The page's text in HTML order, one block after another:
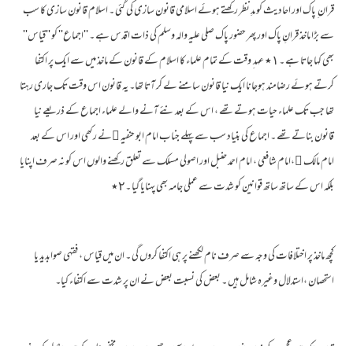
قران ِ پاک اور احادیث کو مدِ نظر رکھتے ہوئے اسلامی قانون سازی کی گئی ۔ اسلام قانون سازی کا سب
سے بڑا ماخذ قرانِ پاک اور پھر حضور پاک صلی علیہ والہ وسلم کی ذات اقدس ہے ۔ ''اجماع'' کو ''قیاس''
بھی کہا جاتا ہے ۔١٭ عہد ِ وقت کے تمام علماء کا اسلام کے قانون کے ماخذ میں سے ایک پر اکتفا
کرتے ہوئے رضامند ہوجانا ایک نیا قانون سامنے لے کر آتا تھا۔ یہ قانون اس وقت تک جاری رہتا
تھا جب تک علماء حیات ہوتے تھے ، اس کے بعد نئے آنے والے علماء اجماع کے ذریعے نیا
قانون بناتے تھے ۔ اجماع کی بنیاد سب سے پہلے جناب امام ابو حنفیہ ﷫نے رکھی اور اس کے بعد
امام مالک ﷫،امام شافعی ، امام احمد حنبل اور اصولی مسلک سے تعلق رکھنے والوں اس کو نہ صرف اپنایا
بلکہ اس کے ساتھ ساتھ قوانین کو شدت سے عملی جامہ بھی پہنایا گیا ۔٢٭
کچھ ماخذ پر اختلافات کی وجہ سے صرف نام لکھنے پر ہی اکتفا کروں گی ۔ ان میں قیاس ، فقہی صوابدید یا
استحصان ،استدلال وغیرہ شامل ہیں ۔ بعض کی نسبت بعض نے ان پر شدت سے اکتفاء کیا۔